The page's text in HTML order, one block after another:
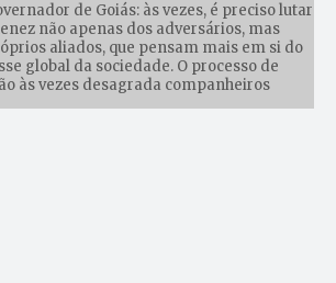
de Goiás: às vezes, é preciso lutar
não apenas dos adversários, mas
aliados, que pensam mais em si do
global da sociedade. O processo de
às vezes desagrada companheiros